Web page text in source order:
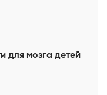
для мозга детей